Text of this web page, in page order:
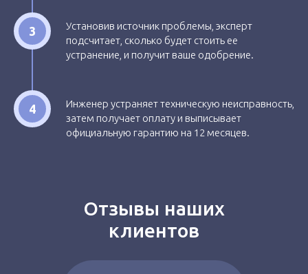
990 руб
Замена Wi-Fi модуля
памяти
3
Установив источник проблемы, эксперт
подсчитает, сколько будет стоить ее
устранение, и получит ваше одобрение.
4
Инженер устраняет техническую неисправность,
затем получает оплату и выписывает
официальную гарантию на 12 месяцев.
Отзывы наших
клиентов